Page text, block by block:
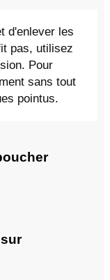
d'enlever les
pas, utilisez
Pour
sans tout
pointus.